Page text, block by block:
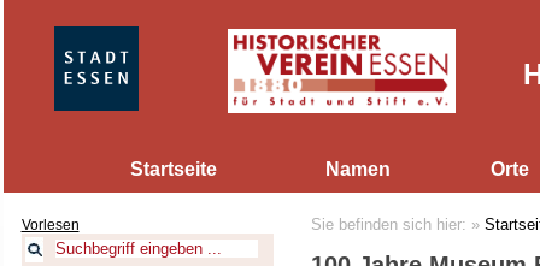
Startseite Namen Orte
Vorlesen Sie befinden sich hier: »